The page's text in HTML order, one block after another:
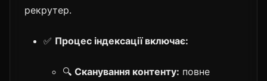
рекрутер.
✅ Процес індексації включає:
🔍 Сканування контенту: повне